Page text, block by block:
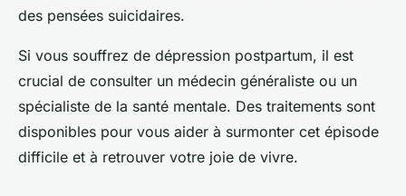
des pensées suicidaires.
Si vous souffrez de dépression postpartum, il est
crucial de consulter un médecin généraliste ou un
spécialiste de la santé mentale. Des traitements sont
disponibles pour vous aider à surmonter cet épisode
difficile et à retrouver votre joie de vivre.